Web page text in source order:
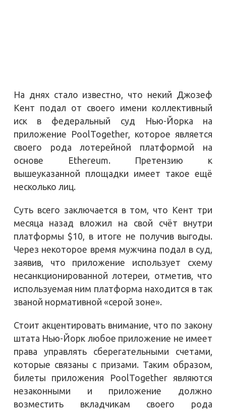
На днях стало известно, что некий Джозеф
Кент подал от своего имени коллективный
иск в федеральный суд Нью-Йорка на
приложение PoolTogether, которое является
своего рода лотерейной платформой на
основе Ethereum. Претензию к
вышеуказанной площадки имеет такое ещё
несколько лиц.
Суть всего заключается в том, что Кент три
месяца назад вложил на свой счёт внутри
платформы $10, в итоге не получив выгоды.
Через некоторое время мужчина подал в суд,
заявив, что приложение использует схему
несанкционированной лотереи, отметив, что
используемая ним платформа находится в так
званой нормативной «серой зоне».
Стоит акцентировать внимание, что по закону
штата Нью-Йорк любое приложение не имеет
права управлять сберегательными счетами,
которые связаны с призами. Таким образом,
билеты приложения PoolTogether являются
незаконными и приложение должно
возместить вкладчикам своего рода